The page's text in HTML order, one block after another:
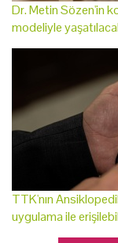
Dr. Metin Sözen'in
modeliyle
TTK'nın
uygulama ile